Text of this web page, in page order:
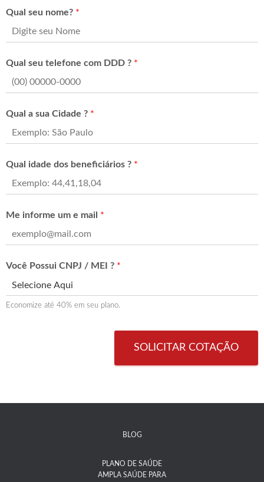
Qual seu nome? *
Qual seu telefone com DDD ? *
Qual a sua Cidade ? *
Qual idade dos beneficiários ? *
Me informe um e mail *
Você Possui CNPJ / MEI ? *
Economize até 40% em seu plano.
SOLICITAR COTAÇÃO
BLOG
PLANO DE SAÚDE
AMPLA SAÚDE PARA